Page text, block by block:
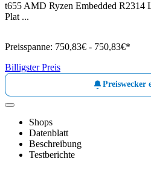
t655 AMD Ryzen Embedded R2314
Plat ...
Preisspanne: 750,83€ - 750,83€*
Billigster Preis
Preiswecker
Shops
Datenblatt
Beschreibung
Testberichte